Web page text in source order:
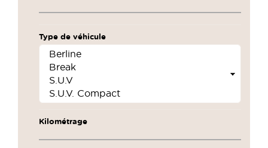
Type de véhicule
Kilométrage